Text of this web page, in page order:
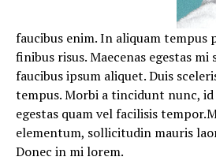
faucibus enim. In aliquam tempus
finibus risus. Maecenas egestas mi
faucibus ipsum aliquet. Duis
tempus. Morbi a tincidunt nunc,
egestas quam vel facilisis
elementum, sollicitudin mauris
Donec in mi lorem.